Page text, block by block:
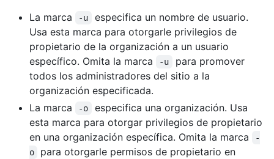
La marca
-u
especifica un nombre de usuario.
Usa esta marca para otorgarle privilegios de
propietario de la organización a un usuario
específico. Omita la marca
-u
para promover
todos los administradores del sitio a la
organización especificada.
La marca
-o
especifica una organización. Usa
esta marca para otorgar privilegios de propietario
en una organización específica. Omita la marca
-
o
para otorgarle permisos de propietario en